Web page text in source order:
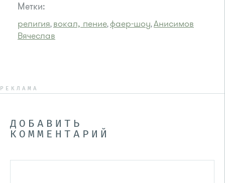
Метки:
религия, вокал, пение,фаер-шоу,Анисимов
Вячеслав
РЕКЛАМА
ДОБАВИТЬ
КОММЕНТАРИЙ